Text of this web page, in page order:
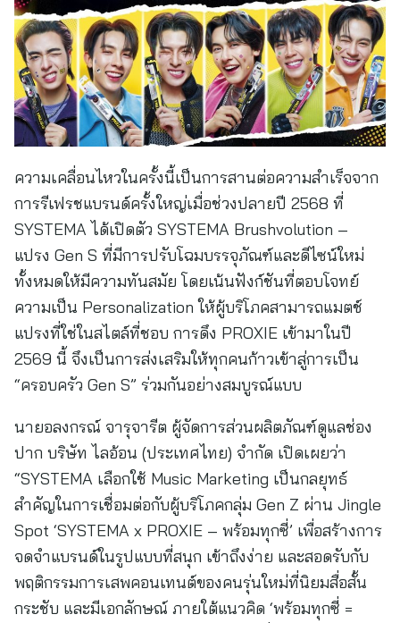
ความเคลื่อนไหวในครั้งนี้เป็นการสานต่อความสำเร็จจาก
การรีเฟรชแบรนด์ครั้งใหญ่เมื่อช่วงปลายปี 2568 ที่
SYSTEMA ได้เปิดตัว SYSTEMA Brushvolution –
แปรง Gen S ที่มีการปรับโฉมบรรจุภัณฑ์และดีไซน์ใหม่
ทั้งหมดให้มีความทันสมัย โดยเน้นฟังก์ชันที่ตอบโจทย์
ความเป็น Personalization ให้ผู้บริโภคสามารถแมตช์
แปรงที่ใช่ในสไตล์ที่ชอบ การดึง PROXIE เข้ามาในปี
2569 นี้ จึงเป็นการส่งเสริมให้ทุกคนก้าวเข้าสู่การเป็น
“ครอบครัว Gen S” ร่วมกันอย่างสมบูรณ์แบบ
นายอลงกรณ์ จารุจารีต ผู้จัดการส่วนผลิตภัณฑ์ดูแลช่อง
ปาก บริษัท ไลอ้อน (ประเทศไทย) จำกัด เปิดเผยว่า
“SYSTEMA เลือกใช้ Music Marketing เป็นกลยุทธ์
สำคัญในการเชื่อมต่อกับผู้บริโภคกลุ่ม Gen Z ผ่าน Jingle
Spot ‘SYSTEMA x PROXIE – พร้อมทุกซี่’ เพื่อสร้างการ
จดจำแบรนด์ในรูปแบบที่สนุก เข้าถึงง่าย และสอดรับกับ
พฤติกรรมการเสพคอนเทนต์ของคนรุ่นใหม่ที่นิยมสื่อสั้น
กระชับ และมีเอกลักษณ์ ภายใต้แนวคิด ‘พร้อมทุกซี่ =